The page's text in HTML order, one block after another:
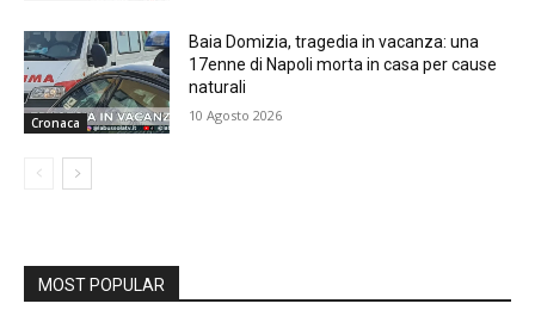
Cronaca
Baia Domizia, tragedia in vacanza: una
17enne di Napoli morta in casa per cause
naturali
10 Agosto 2026
MOST POPULAR